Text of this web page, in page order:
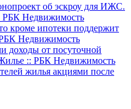
об эскроу для ИЖС.
РБК Недвижимость
кроме ипотеки поддержит
Недвижимость
доходы от посуточной
:: РБК Недвижимость
жилья акциями после